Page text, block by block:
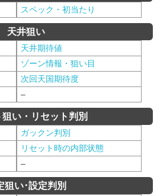
スペック・初当たり
天井狙い
天井期待値
ゾーン情報・狙い目
次回天国期待度
–
狙い・リセット判別
ガックン判別
リセット時の内部状態
–
狙い･設定判別